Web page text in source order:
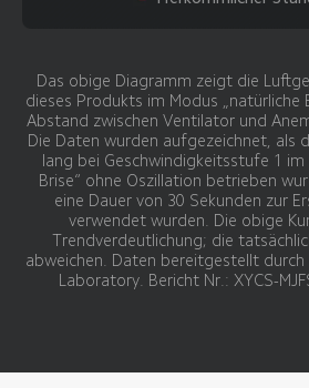
Das obige Diagramm zeigt die
dieses Produkts im Modus „natürliche
Abstand zwischen Ventilator und
Die Daten wurden aufgezeichnet, als
lang bei Geschwindigkeitsstufe 1 im
Brise“ ohne Oszillation betrieben
eine Dauer von 30 Sekunden zur
verwendet wurden. Die obige
Trendverdeutlichung; die
abweichen. Daten bereitgestellt durch
Laboratory. Bericht Nr.: XYCS-